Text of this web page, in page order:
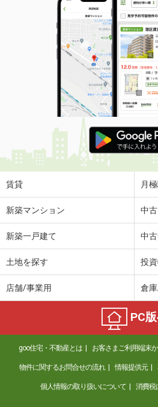
賃貸 月
新築マンション 中
新築一戸建て 中
土地を探す 投
店舗/事業用 倉
PC
goo住宅・不動産とは お客さまご利用端末
物件に関するお問合せの流れ 情報提供元
個人情報の取り扱いについて 消費税